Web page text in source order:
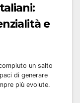
e
un salto
di generare
più evolute.